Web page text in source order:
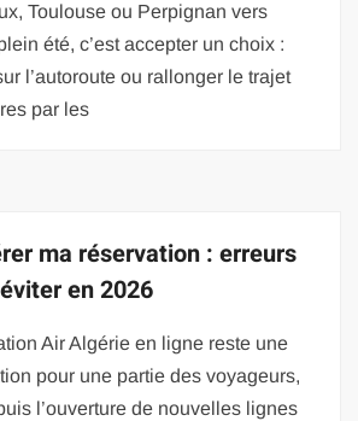
Toulouse ou Perpignan vers
été, c’est accepter un choix :
l’autoroute ou rallonger le trajet
par les
ma réservation : erreurs
en 2026
Air Algérie en ligne reste une
pour une partie des voyageurs,
l’ouverture de nouvelles lignes